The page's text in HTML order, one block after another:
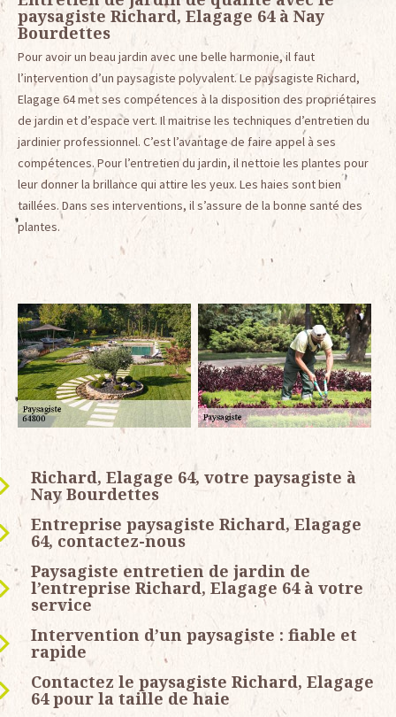
paysagiste Richard, Elagage 64 à Nay
Bourdettes
Pour avoir un beau jardin avec une belle harmonie, il faut
l’intervention d’un paysagiste polyvalent. Le paysagiste Richard,
Elagage 64 met ses compétences à la disposition des propriétaires
de jardin et d’espace vert. Il maitrise les techniques d’entretien du
jardinier professionnel. C’est l’avantage de faire appel à ses
compétences. Pour l’entretien du jardin, il nettoie les plantes pour
leur donner la brillance qui attire les yeux. Les haies sont bien
taillées. Dans ses interventions, il s’assure de la bonne santé des
plantes.
Richard, Elagage 64, votre paysagiste à
Nay Bourdettes
Entreprise paysagiste Richard, Elagage
64, contactez-nous
Paysagiste entretien de jardin de
l’entreprise Richard, Elagage 64 à votre
service
Intervention d’un paysagiste : fiable et
rapide
Contactez le paysagiste Richard, Elagage
64 pour la taille de haie